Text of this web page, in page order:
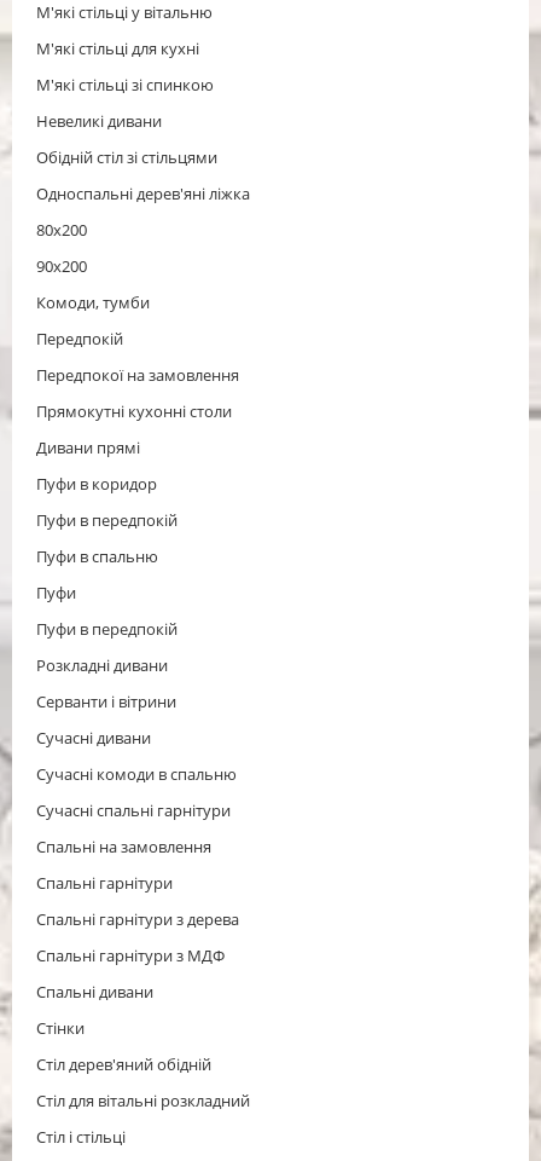
М'які стільці у вітальню
М'які стільці для кухні
М'які стільці зі спинкою
Невеликі дивани
Обідній стіл зі стільцями
Односпальні дерев'яні ліжка
80х200
90х200
Комоди, тумби
Передпокій
Передпокої на замовлення
Прямокутні кухонні столи
Дивани прямі
Пуфи в коридор
Пуфи в передпокій
Пуфи в спальню
Пуфи
Пуфи в передпокій
Розкладні дивани
Серванти і вітрини
Сучасні дивани
Сучасні комоди в спальню
Сучасні спальні гарнітури
Спальні на замовлення
Спальні гарнітури
Спальні гарнітури з дерева
Спальні гарнітури з МДФ
Спальні дивани
Стінки
Стіл дерев'яний обідній
Стіл для вітальні розкладний
Cтіл і стільці